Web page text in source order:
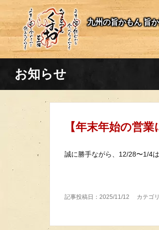
九州の旨かもん 旨
お知らせ
【年末年始の営業
誠に勝手ながら、12/28〜1/4
記事投稿日：2025/11/12 カテゴリ